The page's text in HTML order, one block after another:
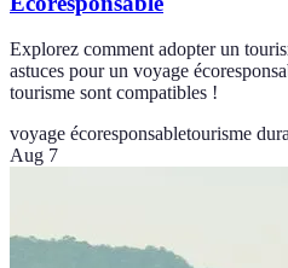
Explorez comment adopter un
astuces pour un voyage
tourisme sont compatibles !
voyage écoresponsabletourisme
Aug 7